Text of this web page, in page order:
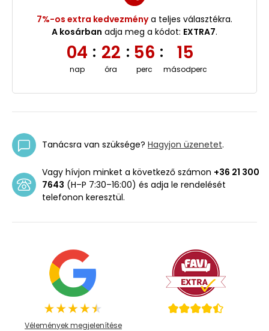
7%-os extra kedvezménya teljes választékra.
A kosárban adja meg a kódot: EXTRA7.
04
nap
: 22
óra
: 56
perc
: 15
másodperc
Tanácsra van szüksége? Hagyjon üzenetet.
Vagy hívjon minket a következő számon +36 21 300
7643 (H–P 7:30–16:00) és adja le rendelését
telefonon keresztül.
Vélemények megjelenítése